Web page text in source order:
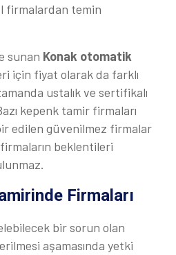
firmalardan temin
sunan Konak otomatik
için fiyat olarak da farklı
ustalık ve sertifikalı
kepenk tamir firmaları
edilen güvenilmez firmalar
beklentileri
Firmaları
bir sorun olan
aşamasında yetki